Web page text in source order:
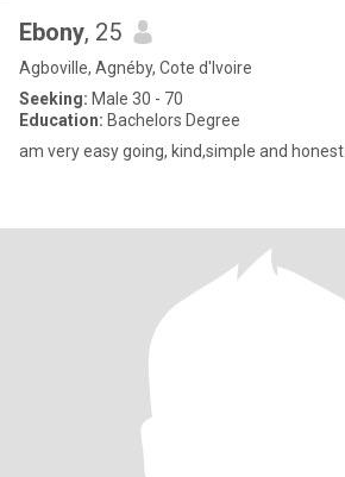
Ebony, 25
Agboville, Agnéby, Cote d'Ivoire
Seeking: Male 30 - 70
Education: Bachelors Degree
am very easy going, kind,simple and honest.